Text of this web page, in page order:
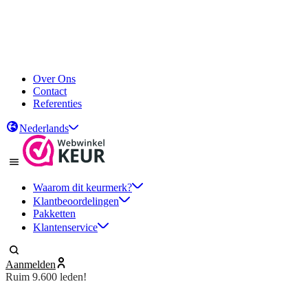
Over Ons
Contact
Referenties
Nederlands
Waarom dit keurmerk?
Klantbeoordelingen
Pakketten
Klantenservice
Aanmelden
Ruim 9.600 leden!